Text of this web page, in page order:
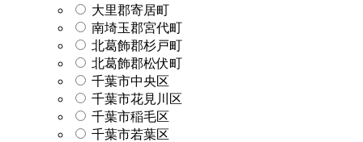
大里郡寄居町
南埼玉郡宮代町
北葛飾郡杉戸町
北葛飾郡松伏町
千葉市中央区
千葉市花見川区
千葉市稲毛区
千葉市若葉区